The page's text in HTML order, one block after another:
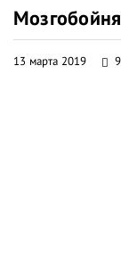
13 марта 2019